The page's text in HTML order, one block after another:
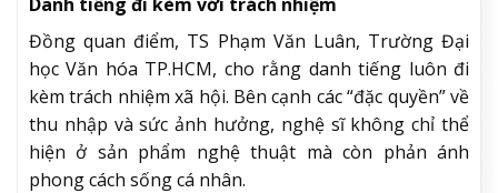
Đồng quan điểm, TS Phạm Văn Luân, Trường Đại
học Văn hóa TP.HCM, cho rằng danh tiếng luôn đi
kèm trách nhiệm xã hội. Bên cạnh các “đặc quyền” về
thu nhập và sức ảnh hưởng, nghệ sĩ không chỉ thể
hiện ở sản phẩm nghệ thuật mà còn phản ánh
phong cách sống cá nhân.